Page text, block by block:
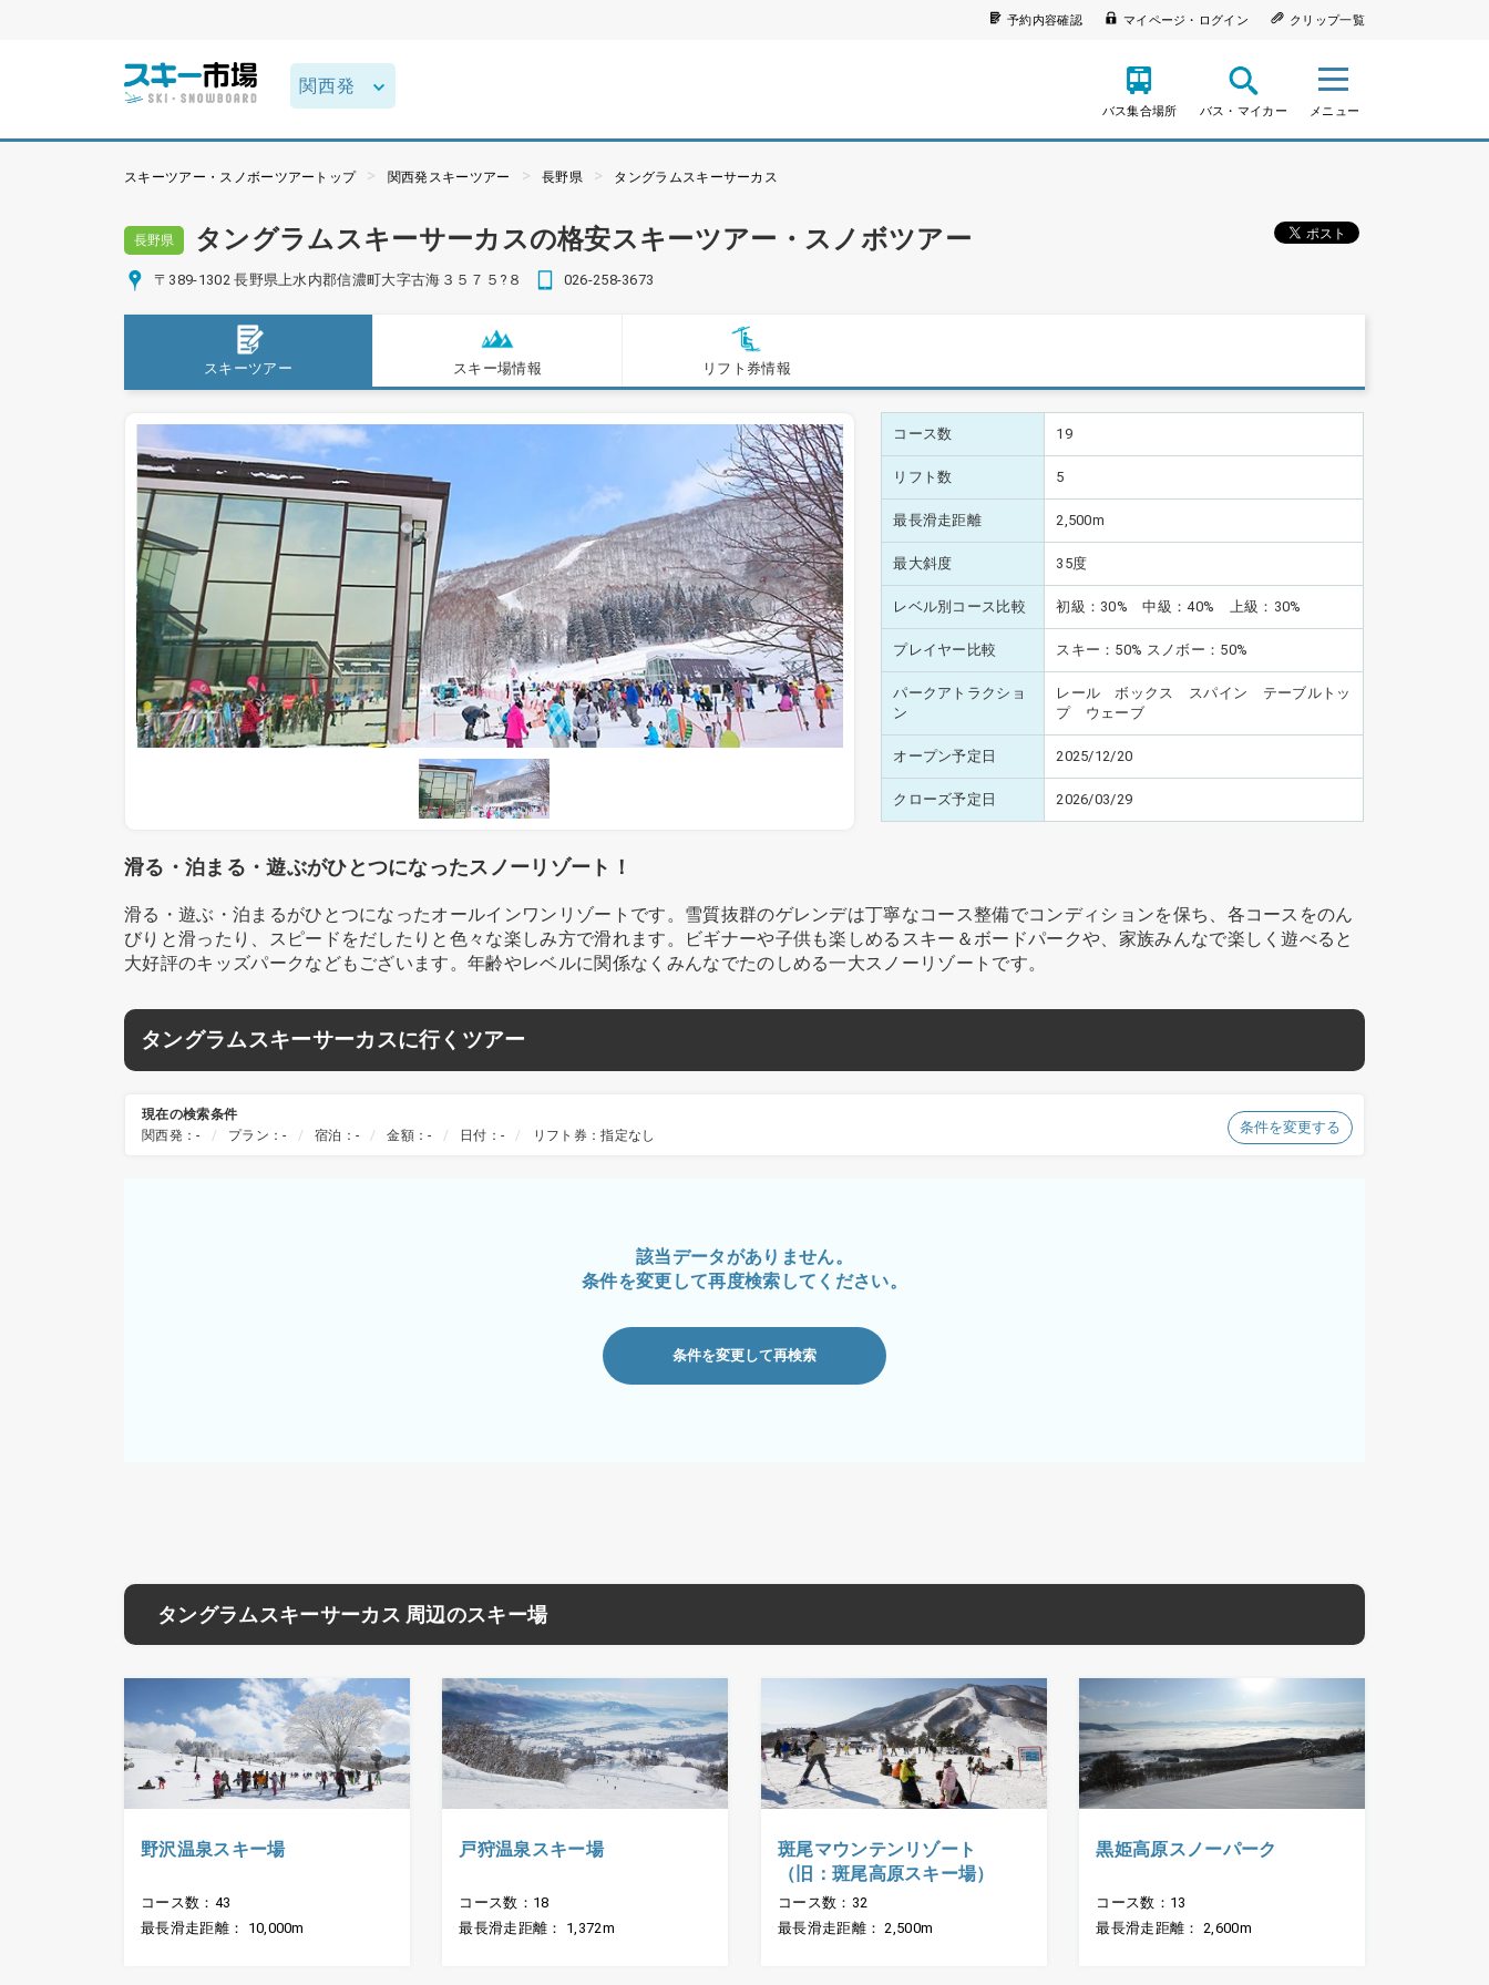
予約内容確認 マイページ・ログイン クリップ一覧
バス集合場所 バス・マイカー メニュー
スキーツアー・スノボーツアートップ 関西発スキーツアー 長野県 タングラムスキーサーカス
長野県 タングラムスキーサーカスの格安スキーツアー・スノボツアー
〒389-1302 長野県上水内郡信濃町大字古海３５７５?８ 026-258-3673
スキーツアー スキー場情報 リフト券情報
コース数 19
リフト数 5
最長滑走距離 2,500m
最大斜度 35度
レベル別コース比較 初級：30% 中級：40% 上級：30%
プレイヤー比較 スキー：50% スノボー：50%
パークアトラクショ
ン
レール ボックス スパイン テーブルトッ
プ ウェーブ
オープン予定日 2025/12/20
クローズ予定日 2026/03/29
滑る・泊まる・遊ぶがひとつになったスノーリゾート！
滑る・遊ぶ・泊まるがひとつになったオールインワンリゾートです。雪質抜群のゲレンデは丁寧なコース整備でコンディションを保ち、各コースをのん
びりと滑ったり、スピードをだしたりと色々な楽しみ方で滑れます。ビギナーや子供も楽しめるスキー＆ボードパークや、家族みんなで楽しく遊べると
大好評のキッズパークなどもございます。年齢やレベルに関係なくみんなでたのしめる一大スノーリゾートです。
タングラムスキーサーカスに行くツアー
現在の検索条件
関西発：-
プラン：- 宿泊：- 金額：- 日付：- リフト券：指定なし 条件を変更する
該当データがありません。
条件を変更して再度検索してください。
条件を変更して再検索
タングラムスキーサーカス 周辺のスキー場
野沢温泉スキー場
コース数：43
最長滑走距離： 10,000m
戸狩温泉スキー場
コース数：18
最長滑走距離： 1,372m
斑尾マウンテンリゾート
（旧：斑尾高原スキー場）
コース数：32
最長滑走距離： 2,500m
黒姫高原スノーパーク
コース数：13
最長滑走距離： 2,600m